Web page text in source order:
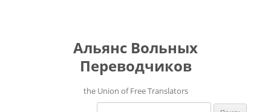
Альянс Вольных
Переводчиков
the Union of Free Translators
Найти: